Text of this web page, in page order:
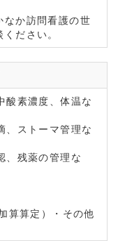
か訪問看護の世
ださい。
酸素濃度、体温な
、ストーマ管理な
、残薬の管理な
算算定）・その他